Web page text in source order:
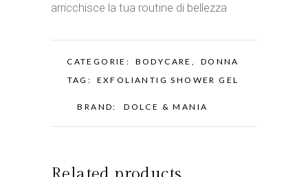
arricchisce la tua routine di bellezza
CATEGORIE: BODYCARE ,
DONNA
TAG:
EXFOLIANTIG SHOWER GEL
BRAND: DOLCE & MANIA